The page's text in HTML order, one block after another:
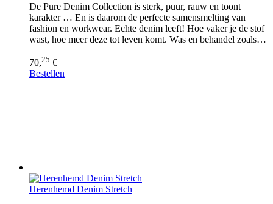
De Pure Denim Collection is sterk, puur, rauw en toont
karakter … En is daarom de perfecte samensmelting van
fashion en workwear. Echte denim leeft! Hoe vaker je de stof
wast, hoe meer deze tot leven komt. Was en behandel zoals…
70,25 €
Bestellen
Herenhemd Denim Stretch